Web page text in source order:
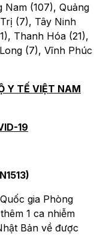
Nam (107), Quảng
(7), Tây Ninh
Thanh Hóa (21),
(7), Vĩnh Phúc
Y TẾ VIỆT NAM
19
gia Phòng
1 ca nhiễm
Bản về được